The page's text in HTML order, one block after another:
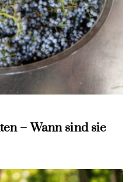
– Wann sind sie